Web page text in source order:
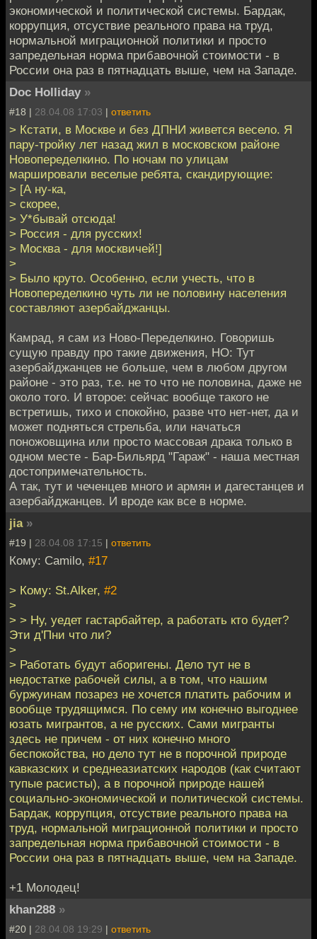
экономической и политической системы. Бардак,
коррупция, отсуствие реального права на труд,
нормальной миграционной политики и просто
запредельная норма прибавочной стоимости - в
России она раз в пятнадцать выше, чем на Западе.
Doc Holliday »
#18 | 28.04.08 17:03 | ответить
> Кстати, в Москве и без ДПНИ живется весело. Я
пару-тройку лет назад жил в московском районе
Новопеределкино. По ночам по улицам
маршировали веселые ребята, скандирующие:
> [А ну-ка,
> скорее,
> У*бывай отсюда!
> Россия - для русских!
> Москва - для москвичей!]
>
> Было круто. Особенно, если учесть, что в
Новопеределкино чуть ли не половину населения
составляют азербайджанцы.
Камрад, я сам из Ново-Переделкино. Говоришь
сущую правду про такие движения, НО: Тут
азербайджанцев не больше, чем в любом другом
районе - это раз, т.е. не то что не половина, даже не
около того. И второе: сейчас вообще такого не
встретишь, тихо и спокойно, разве что нет-нет, да и
может подняться стрельба, или начаться
поножовщина или просто массовая драка только в
одном месте - Бар-Бильярд "Гараж" - наша местная
достопримечательность.
А так, тут и чеченцев много и армян и дагестанцев и
азербайджанцев. И вроде как все в норме.
jia »
#19 | 28.04.08 17:15 | ответить
Кому: Camilo, #17
> Кому: St.Alker, #2
>
> > Ну, уедет гастарбайтер, а работать кто будет?
Эти д'Пни что ли?
>
> Работать будут аборигены. Дело тут не в
недостатке рабочей силы, а в том, что нашим
буржуинам позарез не хочется платить рабочим и
вообще трудящимся. По сему им конечно выгоднее
юзать мигрантов, а не русских. Сами мигранты
здесь не причем - от них конечно много
беспокойства, но дело тут не в порочной природе
кавказских и среднеазиатских народов (как считают
тупые расисты), а в порочной природе нашей
социально-экономической и политической системы.
Бардак, коррупция, отсуствие реального права на
труд, нормальной миграционной политики и просто
запредельная норма прибавочной стоимости - в
России она раз в пятнадцать выше, чем на Западе.
+1 Молодец!
khan288 »
#20 | 28.04.08 19:29 | ответить